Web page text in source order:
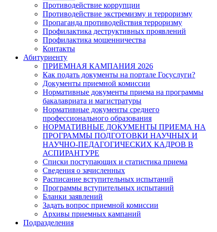
Противодействие коррупции
Противодействие экстремизму и терроризму
Пропаганда противодействия терроризму
Профилактика деструктивных проявлений
Профилактика мошенничества
Контакты
Абитуриенту
ПРИЕМНАЯ КАМПАНИЯ 2026
Как подать документы на портале Госуслуги?
Документы приемной комиссии
Нормативные документы приема на программы
бакалавриата и магистратуры
Нормативные документы среднего
профессионального образования
НОРМАТИВНЫЕ ДОКУМЕНТЫ ПРИЕМА НА
ПРОГРАММЫ ПОДГОТОВКИ НАУЧНЫХ И
НАУЧНО-ПЕДАГОГИЧЕСКИХ КАДРОВ В
АСПИРАНТУРЕ
Списки поступающих и статистика приема
Сведения о зачисленных
Расписание вступительных испытаний
Программы вступительных испытаний
Бланки заявлений
Задать вопрос приемной комиссии
Архивы приемных кампаний
Подразделения